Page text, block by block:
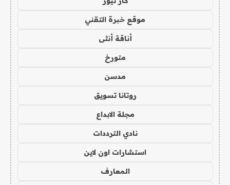
موقع خبرة التقني
أناقة أنثى
متورخ
مدسن
روتانا تسويق
مجلة الابداع
نادي الترددات
استشارات اون لاين
المعارف